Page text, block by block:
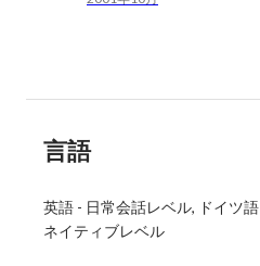
言語
英語 - 日常会話レベル ドイツ語
ネイティブレベル